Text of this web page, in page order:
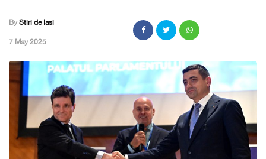
By Stiri de Iasi
,7 May 2025